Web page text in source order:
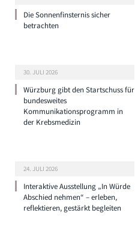
Die Sonnenfinsternis sicher
betrachten
30. JULI 2026
Würzburg gibt den Startschuss für
bundesweites
Kommunikationsprogramm in
der Krebsmedizin
24. JULI 2026
Interaktive Ausstellung „In Würde
Abschied nehmen“ – erleben,
reflektieren, gestärkt begleiten